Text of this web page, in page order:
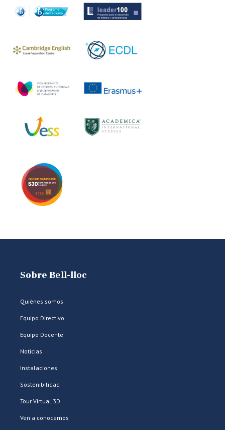
Sobre Bell-lloc
Quiénes somos
Equipo Directivo
Equipo Docente
Noticias
Instalaciones
Sostenibilidad
Tour Virtual 3D
Ven a conocernos